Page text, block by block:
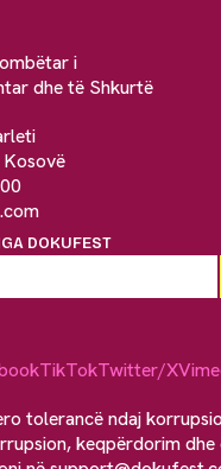
i
dhe të Shkurtë
DOKUFEST
TikTokTwitter/X
tolerancë ndaj
keqpërdorim dhe